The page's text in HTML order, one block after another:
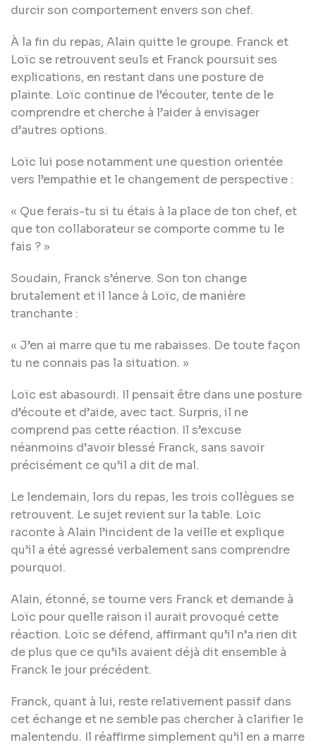
durcir son comportement envers son chef.
À la fin du repas, Alain quitte le groupe. Franck et
Loïc se retrouvent seuls et Franck poursuit ses
explications, en restant dans une posture de
plainte. Loïc continue de l’écouter, tente de le
comprendre et cherche à l’aider à envisager
d’autres options.
Loïc lui pose notamment une question orientée
vers l’empathie et le changement de perspective :
« Que ferais-tu si tu étais à la place de ton chef, et
que ton collaborateur se comporte comme tu le
fais ? »
Soudain, Franck s’énerve. Son ton change
brutalement et il lance à Loïc, de manière
tranchante :
« J’en ai marre que tu me rabaisses. De toute façon
tu ne connais pas la situation. »
Loïc est abasourdi. Il pensait être dans une posture
d’écoute et d’aide, avec tact. Surpris, il ne
comprend pas cette réaction. Il s’excuse
néanmoins d’avoir blessé Franck, sans savoir
précisément ce qu’il a dit de mal.
Le lendemain, lors du repas, les trois collègues se
retrouvent. Le sujet revient sur la table. Loïc
raconte à Alain l’incident de la veille et explique
qu’il a été agressé verbalement sans comprendre
pourquoi.
Alain, étonné, se tourne vers Franck et demande à
Loïc pour quelle raison il aurait provoqué cette
réaction. Loïc se défend, affirmant qu’il n’a rien dit
de plus que ce qu’ils avaient déjà dit ensemble à
Franck le jour précédent.
Franck, quant à lui, reste relativement passif dans
cet échange et ne semble pas chercher à clarifier le
malentendu. Il réaffirme simplement qu’il en a marre